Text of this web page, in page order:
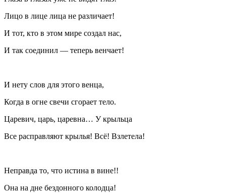
Лицо в лице лица не различает!
И тот, кто в этом мире создал нас,
И так соединил — теперь венчает!
И нету слов для этого венца,
Когда в огне свечи сгорает тело.
Царевич, царь, царевна… У крыльца
Все расправляют крылья! Всё! Взлетела!
Неправда то, что истина в вине!!
Она на дне бездонного колодца!